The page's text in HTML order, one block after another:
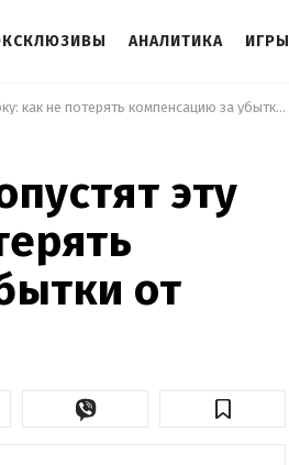
АНАЛИТИКА ИГРЫ
Многие бизнесы допустят эту ошибку: как не потерять компенсацию за убытки от войны
эту
от